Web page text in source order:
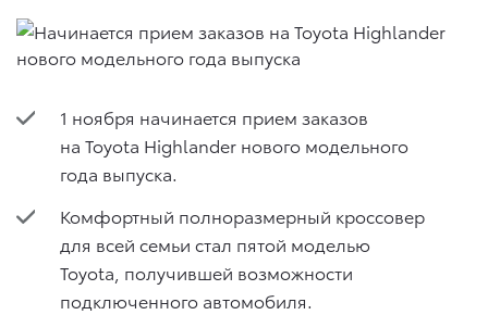
1 ноября начинается прием заказов
на Toyota Highlander нового модельного
года выпуска.
Комфортный полноразмерный кроссовер
для всей семьи стал пятой моделью
Toyota, получившей возможности
подключенного автомобиля.